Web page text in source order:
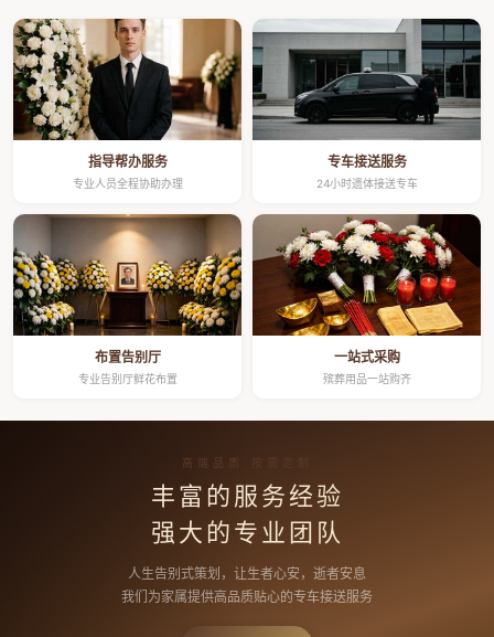
指导帮办服务
专业人员全程协助办理
专车接送服务
24小时遗体接送专车
布置告别厅
专业告别厅鲜花布置
一站式采购
殡葬用品一站购齐
高端品质 按需定制
丰富的服务经验
强大的专业团队
人生告别式策划，让生者心安，逝者安息
我们为家属提供高品质贴心的专车接送服务